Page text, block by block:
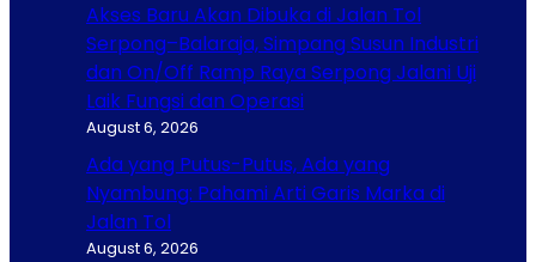
Akses Baru Akan Dibuka di Jalan Tol
Serpong–Balaraja, Simpang Susun Industri
dan On/Off Ramp Raya Serpong Jalani Uji
Laik Fungsi dan Operasi
August 6, 2026
Ada yang Putus-Putus, Ada yang
Nyambung: Pahami Arti Garis Marka di
Jalan Tol
August 6, 2026